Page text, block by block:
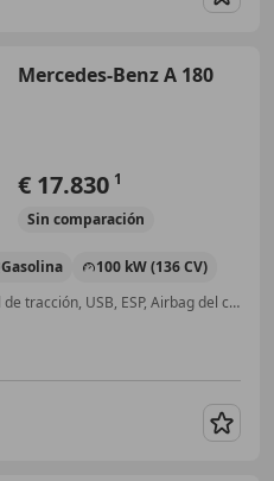
Mercedes-Benz A 180
€ 17.830 1
Sin comparación
Gasolina
100 kW (136 CV)
Garantia, Sensor de lluvia, Control de tracción, USB, ESP, Airbag del conductor, Cierre centralizado, Elevalunas eléctrico